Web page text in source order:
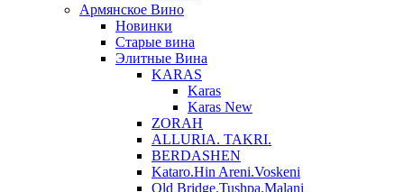
Армянское Вино
Новинки
Старые вина
Элитные Вина
KARAS
Karas
Karas New
ZORAH
ALLURIA. TAKRI.
BERDASHEN
Kataro.Hin Areni.Voskeni
Old Bridge.Tushpa.Malani